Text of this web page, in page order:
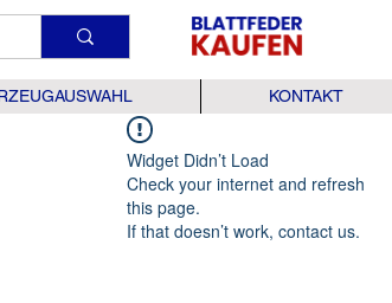
KONTAKT
Widget Didn’t Load
Check your internet and refresh
this page.
If that doesn’t work, contact us.